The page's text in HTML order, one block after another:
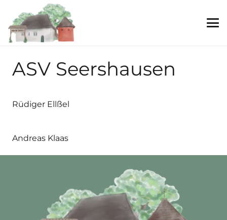
ASV Seershausen
Rüdiger Ellßel
Andreas Klaas